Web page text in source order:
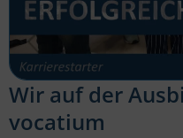
Wir auf der
vocatium